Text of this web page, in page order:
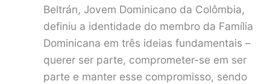
Beltrán, Jovem Dominicano da Colômbia,
definiu a identidade do membro da Família
Dominicana em três ideias fundamentais –
querer ser parte, comprometer-se em ser
parte e manter esse compromisso, sendo